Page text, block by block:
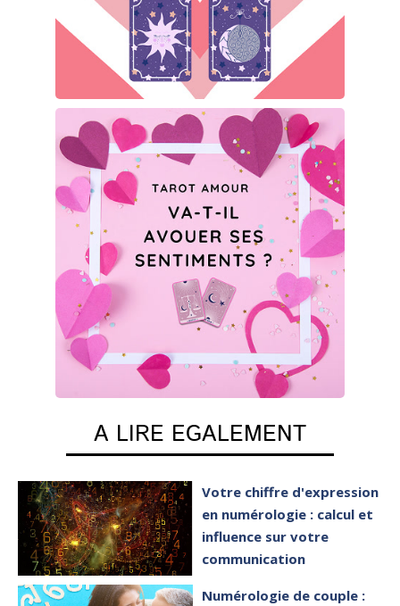
A LIRE EGALEMENT
Votre chiffre d'expression
en numérologie : calcul et
influence sur votre
communication
Numérologie de couple :